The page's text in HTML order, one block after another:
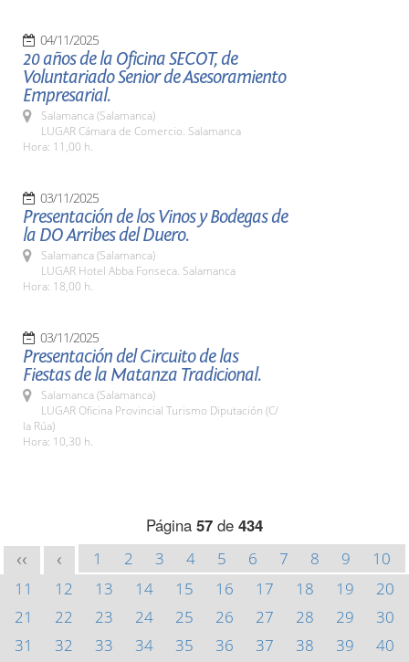
04/11/2025
20 años de la Oficina SECOT, de
Voluntariado Senior de Asesoramiento
Empresarial.
Salamanca (Salamanca)
LUGAR Cámara de Comercio. Salamanca
Hora: 11,00 h.
03/11/2025
Presentación de los Vinos y Bodegas de
la DO Arribes del Duero.
Salamanca (Salamanca)
LUGAR Hotel Abba Fonseca. Salamanca
Hora: 18,00 h.
03/11/2025
Presentación del Circuito de las
Fiestas de la Matanza Tradicional.
Salamanca (Salamanca)
LUGAR Oficina Provincial Turismo Diputación (C/
la Rúa)
Hora: 10,30 h.
Página 57 de 434
<< < 1 2 3 4 5 6 7 8 9
10
11
12 13 14 15 16 17 18 19
20
21
22 23 24 25 26 27 28 29
30
31
32 33 34 35 36 37 38 39
40